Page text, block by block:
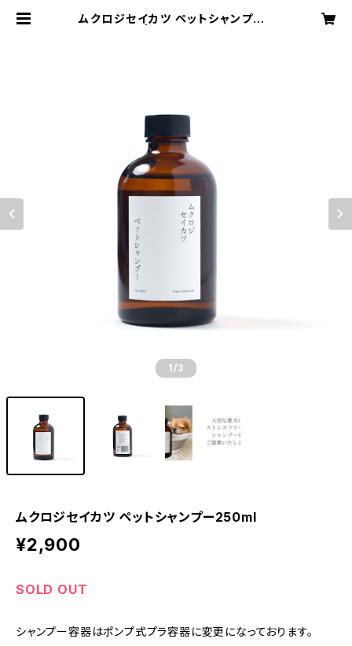
ムクロジセイカツ ペットシャンプー2
1 /3
ムクロジセイカツ ペットシャンプー250ml
¥2,900
SOLD OUT
シャンプー容器はポンプ式プラ容器に変更になっております。